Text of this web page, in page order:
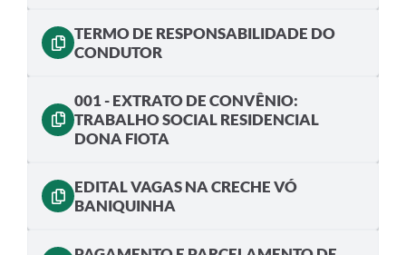
TERMO DE RESPONSABILIDADE DO
CONDUTOR
001 - EXTRATO DE CONVÊNIO:
TRABALHO SOCIAL RESIDENCIAL
DONA FIOTA
EDITAL VAGAS NA CRECHE VÓ
BANIQUINHA